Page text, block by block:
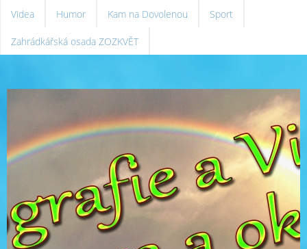
Videa Humor Kam na Dovolenou Sport
Zahrádkářská osada ZOZKVĚT